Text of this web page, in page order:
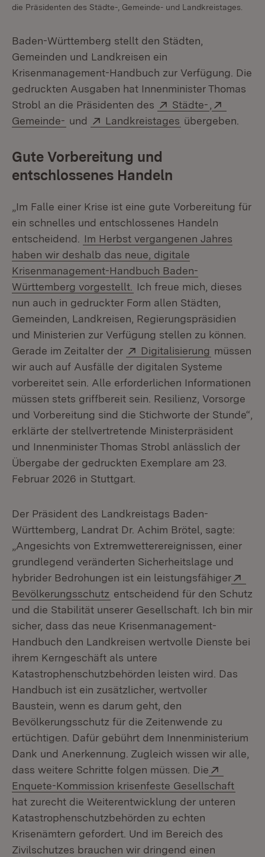
die Präsidenten des Städte-, Gemeinde- und Landkreistages.
Baden-Württemberg stellt den Städten,
Gemeinden und Landkreisen ein
Krisenmanagement-Handbuch zur Verfügung. Die
gedruckten Ausgaben hat Innenminister Thomas
Strobl an die Präsidenten des
Extern:
Städte- (Öffnet in
Gemeinde- (Öffnet in neuem Fenster)
und Extern:
Landkreistages (Öffnet in
übergeben.
Gute Vorbereitung und
entschlossenes Handeln
„Im Falle einer Krise ist eine gute Vorbereitung für
ein schnelles und entschlossenes Handeln
entscheidend.
Im Herbst vergangenen Jahres
haben wir deshalb das neue, digitale
Krisenmanagement-Handbuch Baden-
Württemberg vorgestellt.
Ich freue mich, dieses
nun auch in gedruckter Form allen Städten,
Gemeinden, Landkreisen, Regierungspräsidien
und Ministerien zur Verfügung stellen zu können.
Gerade im Zeitalter der
Extern:
Digitalisierung (Öffnet in
müssen
wir auch auf Ausfälle der digitalen Systeme
vorbereitet sein. Alle erforderlichen Informationen
müssen stets griffbereit sein. Resilienz, Vorsorge
und Vorbereitung sind die Stichworte der Stunde“,
erklärte der stellvertretende Ministerpräsident
und Innenminister Thomas Strobl anlässlich der
Übergabe der gedruckten Exemplare am 23.
Februar 2026 in Stuttgart.
Der Präsident des Landkreistags Baden-
Württemberg, Landrat Dr. Achim Brötel, sagte:
„Angesichts von Extremwetterereignissen, einer
grundlegend veränderten Sicherheitslage und
hybrider Bedrohungen ist ein leistungsfähiger
Bevölkerungsschutz (Öffnet in neuem Fenster)
entscheidend für den Schutz
und die Stabilität unserer Gesellschaft. Ich bin mir
sicher, dass das neue Krisenmanagement-
Handbuch den Landkreisen wertvolle Dienste bei
ihrem Kerngeschäft als untere
Katastrophenschutzbehörden leisten wird. Das
Handbuch ist ein zusätzlicher, wertvoller
Baustein, wenn es darum geht, den
Bevölkerungsschutz für die Zeitenwende zu
ertüchtigen. Dafür gebührt dem Innenministerium
Dank und Anerkennung. Zugleich wissen wir alle,
dass weitere Schritte folgen müssen. Die
Enquete-Kommission krisenfeste Gesellschaft
hat zurecht die Weiterentwicklung der unteren
Katastrophenschutzbehörden zu echten
Krisenämtern gefordert. Und im Bereich des
Zivilschutzes brauchen wir dringend einen